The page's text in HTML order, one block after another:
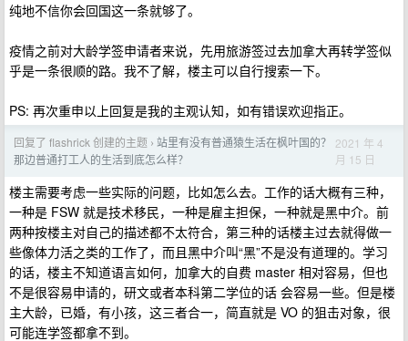
纯地不信你会回国这一条就够了。
疫情之前对大龄学签申请者来说，先用旅游签过去加拿大再转学签似
乎是一条很顺的路。我不了解，楼主可以自行搜索一下。
PS: 再次重申以上回复是我的主观认知，如有错误欢迎指正。
回复了 flashrick 创建的主题 › 站里有没有普通猿生活在枫叶国的？
那边普通打工人的生活到底怎么样？
2021 年 4
月 15 日
楼主需要考虑一些实际的问题，比如怎么去。工作的话大概有三种，
一种是 FSW 就是技术移民，一种是雇主担保，一种就是黑中介。前
两种按楼主对自己的描述都不太符合，第三种的话楼主过去就得做一
些像体力活之类的工作了，而且黑中介叫“黑”不是没有道理的。学习
的话，楼主不知道语言如何，加拿大的自费 master 相对容易，但也
不是很容易申请的，研文或者本科第二学位的话 会容易一些。但是楼
主大龄，已婚，有小孩，这三者合一，简直就是 VO 的狙击对象，很
可能连学签都拿不到。